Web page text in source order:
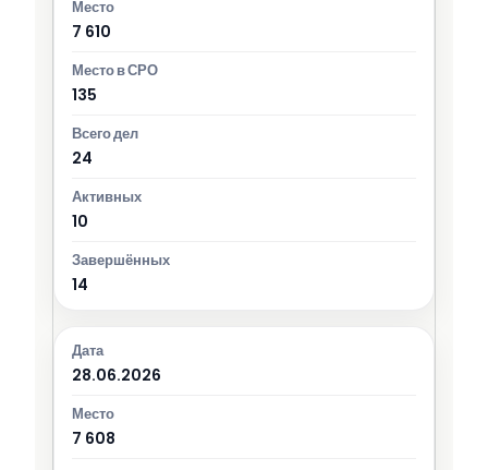
7 610
135
24
10
14
28.06.2026
7 608